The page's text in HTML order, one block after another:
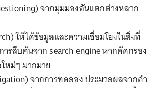
จากมุมมองอันแตกต่างหลาก
ให้ได้ข้อมูลและความเชื่อมโยงในสิ่งที่
รสืบค้นจาก search engine หากคัดกรอง
หม่ๆ มากมาย
จากการทดลอง ประมวลผลจากคำ